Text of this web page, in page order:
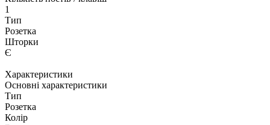
1
Тип
Розетка
Шторки
Є
Характеристики
Основні характеристики
Тип
Розетка
Колір